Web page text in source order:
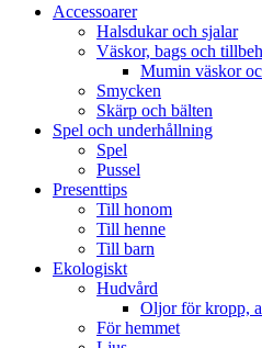
Accessoarer
Halsdukar och sjalar
Väskor, bags och
Mumin väskor
Smycken
Skärp och bälten
Spel och underhållning
Spel
Pussel
Presenttips
Till honom
Till henne
Till barn
Ekologiskt
Hudvård
Oljor för kropp,
För hemmet